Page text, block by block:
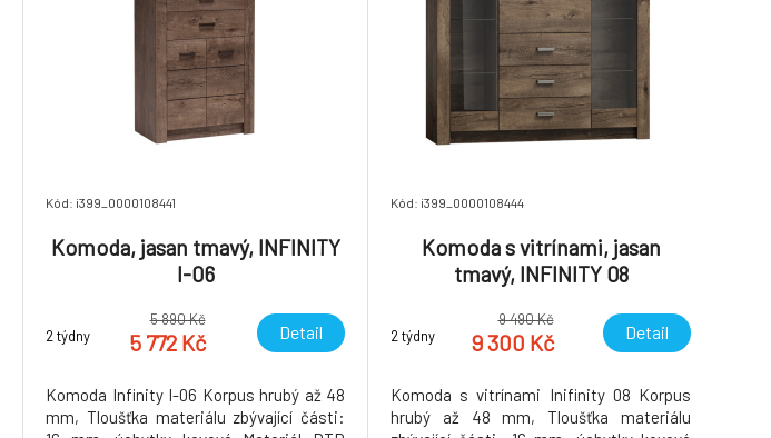
Kód: i399_0000108441
Komoda, jasan tmavý, INFINITY
I-06
2 týdny
5 890 Kč
5 772 Kč Detail
Komoda Infinity I-06 Korpus hrubý až 48
mm, Tloušťka materiálu zbývající části:
Kód: i399_0000108444
Komoda s vitrínami, jasan
tmavý, INFINITY 08
2 týdny
9 490 Kč
9 300 Kč Detail
Komoda s vitrínami Inifinity 08 Korpus
hrubý až 48 mm, Tloušťka materiálu